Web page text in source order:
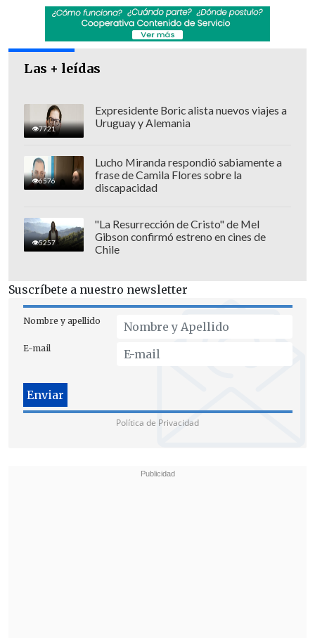
La primera foto de la pareja en público. (Foto:
Las + leídas
7721
Expresidente Boric alista nuevos viajes a
Uruguay y Alemania
6576
Lucho Miranda respondió sabiamente a
frase de Camila Flores sobre la
discapacidad
5257
"La Resurrección de Cristo" de Mel
Gibson confirmó estreno en cines de
Chile
Suscríbete a nuestro newsletter
Nombre y apellido
E-mail
Política de Privacidad